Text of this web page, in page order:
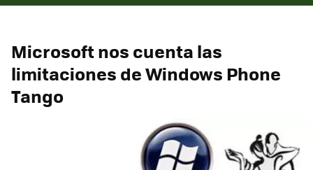
Microsoft nos cuenta las
limitaciones de Windows Phone
Tango